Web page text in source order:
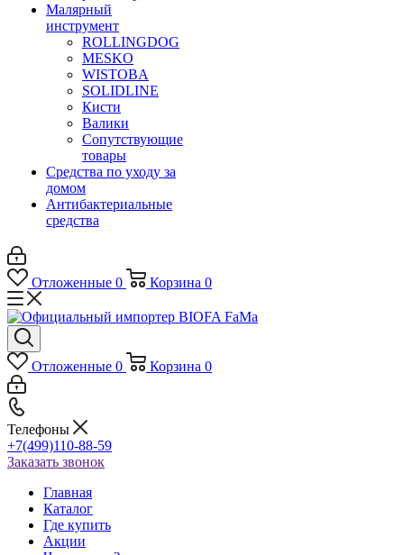
Малярный
инструмент
ROLLINGDOG
MESKO
WISTOBA
SOLIDLINE
Кисти
Валики
Сопутствующие
товары
Средства по уходу за
домом
Антибактериальные
средства
Отложенные 0 Корзина 0
Отложенные 0 Корзина 0
Телефоны
+7(499)110-88-59
Заказать звонок
Главная
Каталог
Где купить
Акции